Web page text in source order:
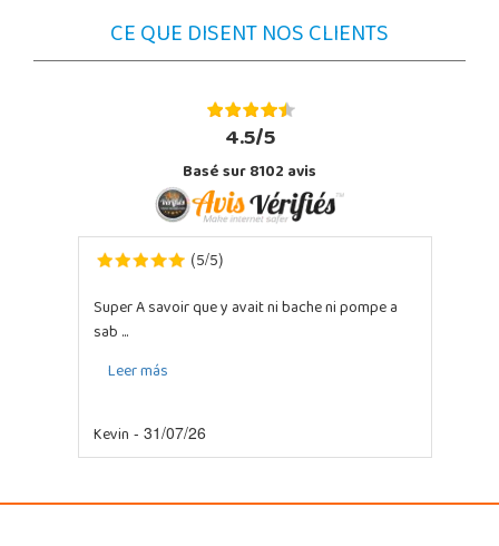
CE QUE DISENT NOS CLIENTS
4.5/5
Basé sur 8102 avis
(5/5)
Super A savoir que y avait ni bache ni pompe a
sab ...
Leer más
Kevin - 31/07/26